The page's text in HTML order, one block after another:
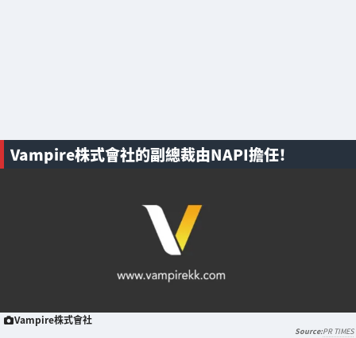
Vampire株式會社的副總裁由NAPI擔任！
Vampire株式會社
PR TIMES